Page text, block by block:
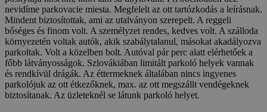
nevidíme parkovacie miesta. Megfelelt az ott tartózkodás a leírásnak.
Mindent biztosítottak, ami az utalványon szerepelt. A reggeli
bőséges és finom volt. A személyzet rendes, kedves volt. A szálloda
környezetén voltak autók, akik szabálytalanul, másokat akadályozva
parkoltak. Volt a közelben bolt. Autóval pár perc alatt elérhetőek a
főbb látványosságok. Szlovákiában limitált parkoló helyek vannak
és rendkívül drágák. Az éttermeknek általában nincs ingyenes
parkolójuk az ott étkezőknek, max. az ott megszállt vendégeknek
biztosítanak. Az üzleteknél se látunk parkoló helyet.